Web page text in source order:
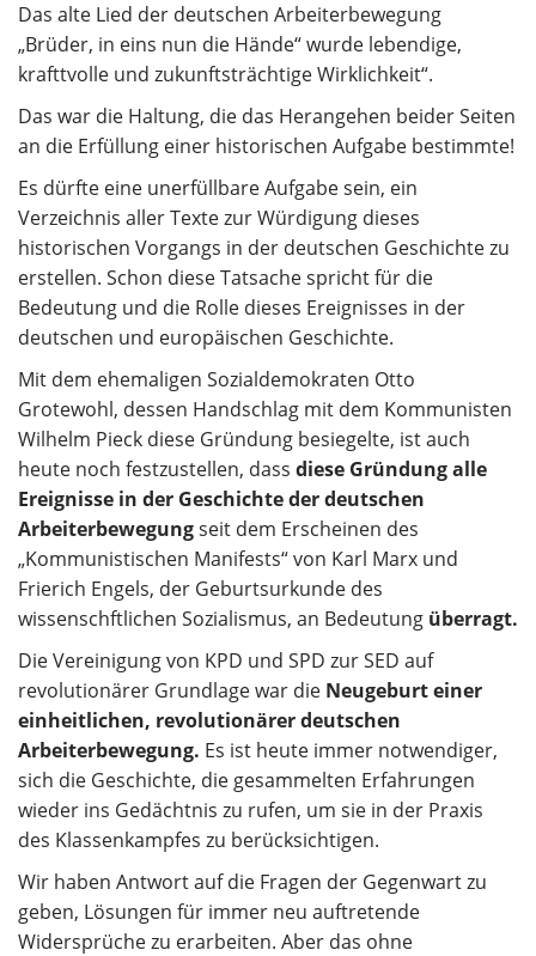
Das alte Lied der deutschen Arbeiterbewegung
„Brüder, in eins nun die Hände“ wurde lebendige,
krafttvolle und zukunftsträchtige Wirklichkeit“.
Das war die Haltung, die das Herangehen beider Seiten
an die Erfüllung einer historischen Aufgabe bestimmte!
Es dürfte eine unerfüllbare Aufgabe sein, ein
Verzeichnis aller Texte zur Würdigung dieses
historischen Vorgangs in der deutschen Geschichte zu
erstellen. Schon diese Tatsache spricht für die
Bedeutung und die Rolle dieses Ereignisses in der
deutschen und europäischen Geschichte.
Mit dem ehemaligen Sozialdemokraten Otto
Grotewohl, dessen Handschlag mit dem Kommunisten
Wilhelm Pieck diese Gründung besiegelte, ist auch
heute noch festzustellen, dass diese Gründung alle
Ereignisse in der Geschichte der deutschen
Arbeiterbewegungseit dem Erscheinen des
„Kommunistischen Manifests“ von Karl Marx und
Frierich Engels, der Geburtsurkunde des
wissenschftlichen Sozialismus, an Bedeutung überragt.
Die Vereinigung von KPD und SPD zur SED auf
revolutionärer Grundlage war die Neugeburt einer
einheitlichen, revolutionärer deutschen
Arbeiterbewegung. Es ist heute immer notwendiger,
sich die Geschichte, die gesammelten Erfahrungen
wieder ins Gedächtnis zu rufen, um sie in der Praxis
des Klassenkampfes zu berücksichtigen.
Wir haben Antwort auf die Fragen der Gegenwart zu
geben, Lösungen für immer neu auftretende
Widersprüche zu erarbeiten. Aber das ohne